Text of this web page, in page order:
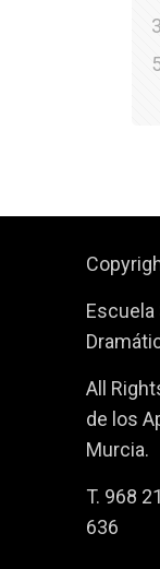
Escuela
All
de los
Murcia.
T. 968
636